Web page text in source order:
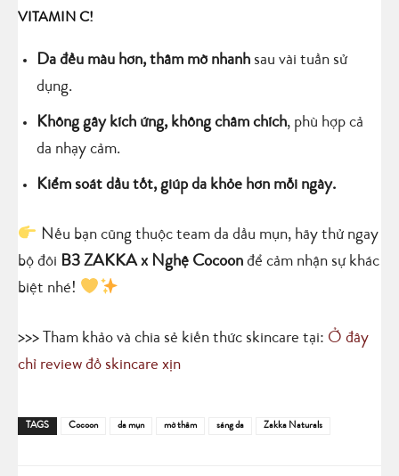
VITAMIN C!
Da đều màu hơn, thâm mờ nhanh sau vài tuần sử
dụng.
Không gây kích ứng, không châm chích, phù hợp cả
da nhạy cảm.
Kiểm soát dầu tốt, giúp da khỏe hơn mỗi ngày.
Nếu bạn cũng thuộc team da dầu mụn, hãy thử ngay
bộ đôi B3 ZAKKA x Nghệ Cocoon để cảm nhận sự khác
biệt nhé!
>>> Tham khảo và chia sẻ kiến thức skincare tại: Ở đây
chỉ review đồ skincare xịn
TAGS Cocoon da mụn mờ thâm sáng da Zakka Naturals